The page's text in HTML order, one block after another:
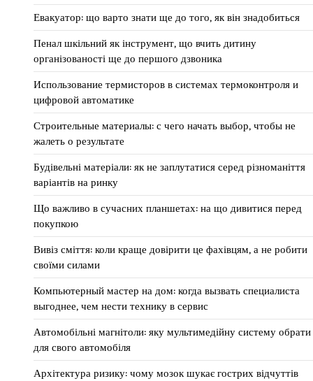
Евакуатор: що варто знати ще до того, як він знадобиться
Пенал шкільний як інструмент, що вчить дитину
організованості ще до першого дзвоника
Использование термисторов в системах термоконтроля и
цифровой автоматике
Строительные материалы: с чего начать выбор, чтобы не
жалеть о результате
Будівельні матеріали: як не заплутатися серед різноманіття
варіантів на ринку
Що важливо в сучасних планшетах: на що дивитися перед
покупкою
Вивіз сміття: коли краще довірити це фахівцям, а не робити
своїми силами
Компьютерный мастер на дом: когда вызвать специалиста
выгоднее, чем нести технику в сервис
Автомобільні магнітоли: яку мультимедійну систему обрати
для свого автомобіля
Архітектура ризику: чому мозок шукає гострих відчуттів